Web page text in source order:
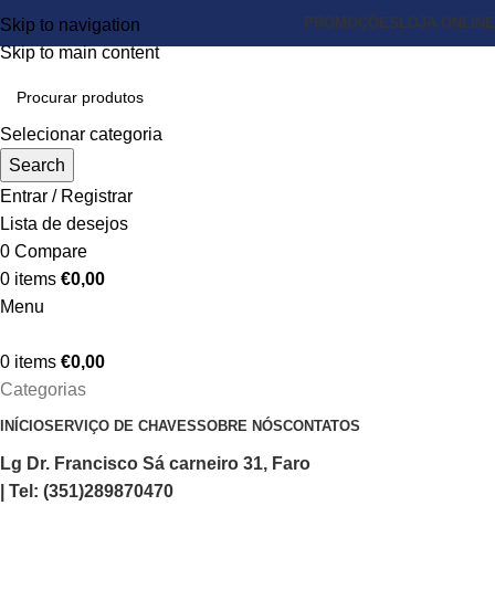
Skip to navigation
Skip to main content
PROMOÇÕES LOJA ONLINE
Selecionar categoria
Search
Entrar / Registrar
Lista de desejos
0 Compare
0 items €0,00
Menu
0 items €0,00
Categorias
INÍCIOSERVIÇO DE CHAVESSOBRE NÓSCONTATOS
Lg Dr. Francisco Sá carneiro 31, Faro
| Tel: (351)289870470